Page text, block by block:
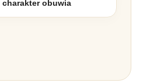
charakter obuwia